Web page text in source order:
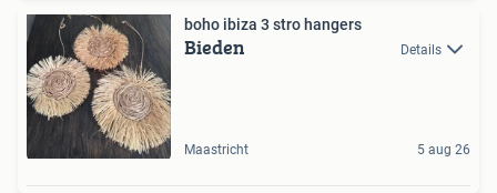
boho ibiza 3 stro hangers
Bieden Details
Maastricht 5 aug 26